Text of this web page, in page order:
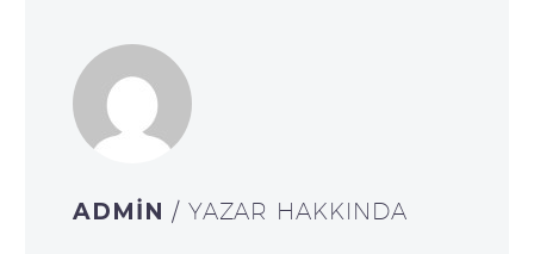
ADMIN / YAZAR HAKKINDA